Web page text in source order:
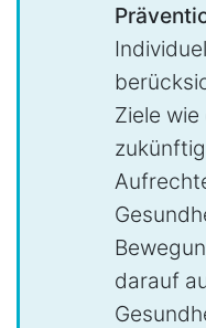
Ziele
darauf